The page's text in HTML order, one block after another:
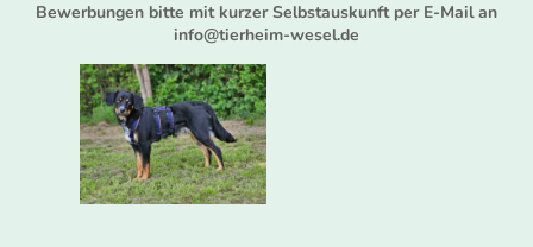
Bewerbungen bitte mit kurzer Selbstauskunft per E-Mail an
info@tierheim-wesel.de